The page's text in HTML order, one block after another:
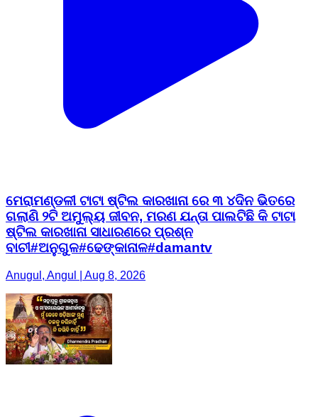
ମେରାମଣ୍ଡଳୀ ଟାଟା ଷ୍ଟିଲ କାରଖାନା ରେ ୩ ୪ଦିନ ଭିତରେ
ଗଲାଣି ୨ଟି ଅମୁଲ୍ୟ ଜୀବନ, ମରଣ ଯନ୍ତା ପାଲଟିଛି କି ଟାଟା
ଷ୍ଟିଲ କାରଖାନା ସାଧାରଣରେ ପ୍ରଶ୍ନ
ବାଚୀ#ଅନୁଗୁଳ#ଢେଙ୍କାନାଳ#damantv
Anugul, Angul | Aug 8, 2026